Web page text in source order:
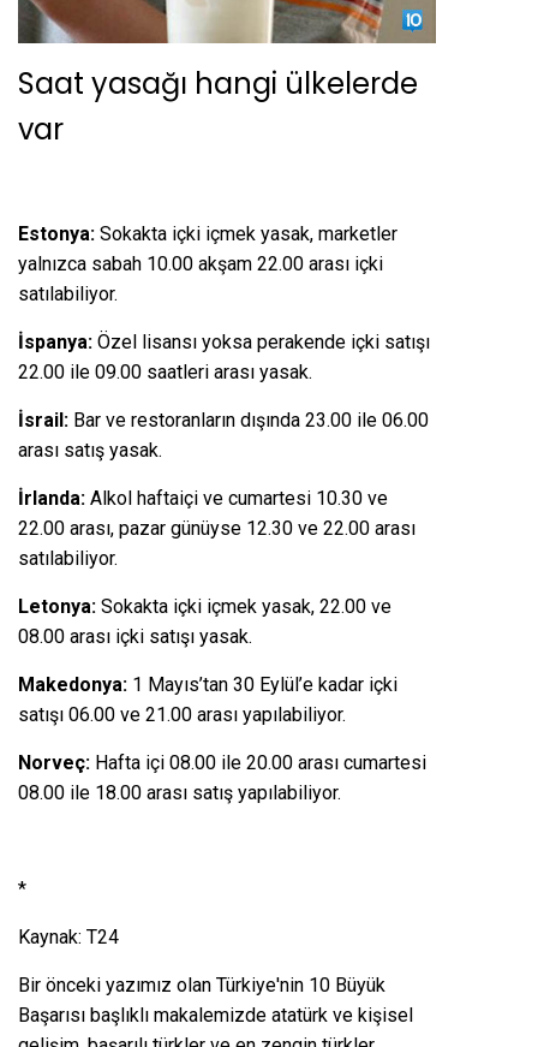
Saat yasağı hangi ülkelerde
var
Estonya: Sokakta içki içmek yasak, marketler
yalnızca sabah 10.00 akşam 22.00 arası içki
satılabiliyor.
İspanya: Özel lisansı yoksa perakende içki satışı
22.00 ile 09.00 saatleri arası yasak.
İsrail: Bar ve restoranların dışında 23.00 ile 06.00
arası satış yasak.
İrlanda: Alkol haftaiçi ve cumartesi 10.30 ve
22.00 arası, pazar günüyse 12.30 ve 22.00 arası
satılabiliyor.
Letonya: Sokakta içki içmek yasak, 22.00 ve
08.00 arası içki satışı yasak.
Makedonya: 1 Mayıs’tan 30 Eylül’e kadar içki
satışı 06.00 ve 21.00 arası yapılabiliyor.
Norveç: Hafta içi 08.00 ile 20.00 arası cumartesi
08.00 ile 18.00 arası satış yapılabiliyor.
*
Kaynak: T24
Bir önceki yazımız olan Türkiye'nin 10 Büyük
Başarısı başlıklı makalemizde atatürk ve kişisel